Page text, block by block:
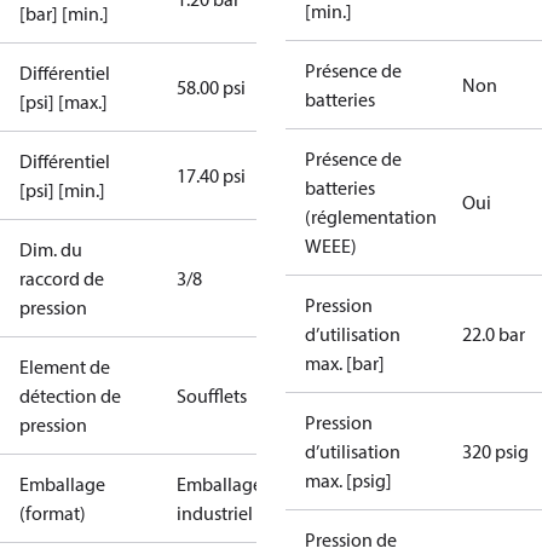
[bar] [min.]
Différentiel
[psi] [max.]
58.00 psi
Différentiel
[psi] [min.]
17.40 psi
Dim. du
raccord de
pression
3/8
Element de
détection de
pression
Soufflets
Emballage
(format)
Emballage
industriel
[min.]
Présence de
batteries
Non
Présence de
batteries
(réglementation
WEEE)
Oui
Pression
d’utilisation
max. [bar]
22.0 bar
Pression
d’utilisation
max. [psig]
320 psig
Pression de